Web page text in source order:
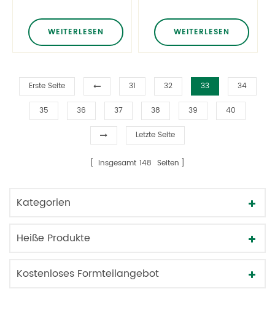
WEITERLESEN WEITERLESEN
Erste Seite 31 32 33 34
35 36 37 38 39 40
Letzte Seite
insgesamt 148 Seiten
Kategorien
Heiße Produkte
Kostenloses Formteilangebot